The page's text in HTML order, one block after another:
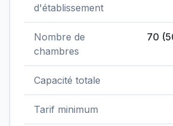
d'établissement
Nombre de
chambres
70 (
Capacité totale
Tarif minimum